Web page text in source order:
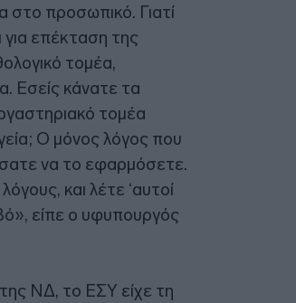
στο προσωπικό. Γιατί
επέκταση της
τομέα,
Εσείς κάνατε τα
τομέα
Ο μόνος λόγος που
να το εφαρμόσετε.
και λέτε ‘αυτοί
είπε ο υφυπουργός
ΝΔ, το ΕΣΥ είχε τη